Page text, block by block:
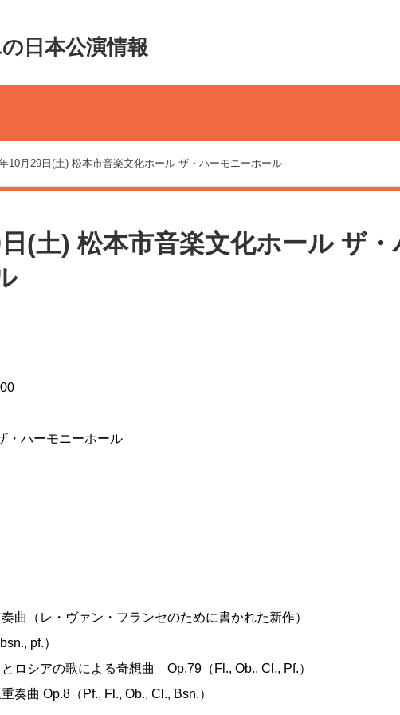
日本公演情報
10月29日(土) 松本市音楽文化ホール ザ・ハーモニーホール
(土) 松本市音楽文化ホール ザ・
・ハーモニーホール
曲（レ・ヴァン・フランセのために書かれた新作）
pf.）
ロシアの歌による奇想曲 Op.79（Fl., Ob., Cl., Pf.）
奏曲 Op.8（Pf., Fl., Ob., Cl., Bsn.）